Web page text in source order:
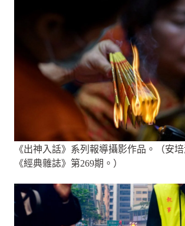
《出神入話》系列報導攝影作品。（安
《經典雜誌》第269期。）